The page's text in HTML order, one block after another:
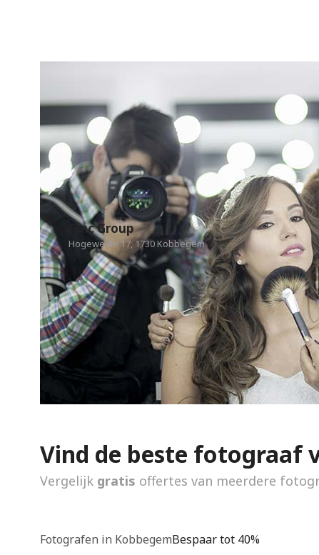
Fmc Group
Hogeweide 17, 1730 Kobbegem
Vind de beste fotograaf
Vergelijk gratis offertes van meerdere
Fotografen in KobbegemBespaar tot 40%